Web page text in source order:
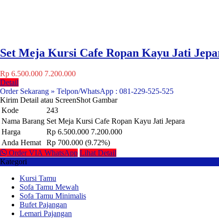
Set Meja Kursi Cafe Ropan Kayu Jati
Rp 6.500.000 7.200.000
Detail
Order Sekarang » Telpon/WhatsApp : 081-229-525-525
Kirim Detail atau ScreenShot Gambar
Kode
243
Nama Barang Set Meja Kursi Cafe Ropan Kayu Jati Jepara
Harga
Rp 6.500.000 7.200.000
Anda Hemat
Rp 700.000 (9.72%)
Order VIA WhatsApp Lihat Detail
Kategori
Kursi Tamu
Sofa Tamu Mewah
Sofa Tamu Minimalis
Bufet Pajangan
Lemari Pajangan